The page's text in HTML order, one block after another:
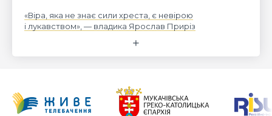
«Віра, яка не знає сили хреста, є невірою
і лукавством», — владика Ярослав Приріз